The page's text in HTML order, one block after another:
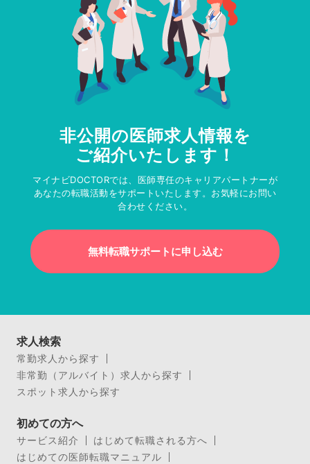
非公開の医師求人情報を
ご紹介いたします！
マイナビDOCTORでは、医師専任のキャリアパートナーが
あなたの転職活動をサポートいたします。お気軽にお問い
合わせください。
無料転職サポートに申し込む
求人検索
常勤求人から探す
非常勤（アルバイト）求人から探す
スポット求人から探す
初めての方へ
サービス紹介
はじめて転職される方へ
はじめての医師転職マニュアル